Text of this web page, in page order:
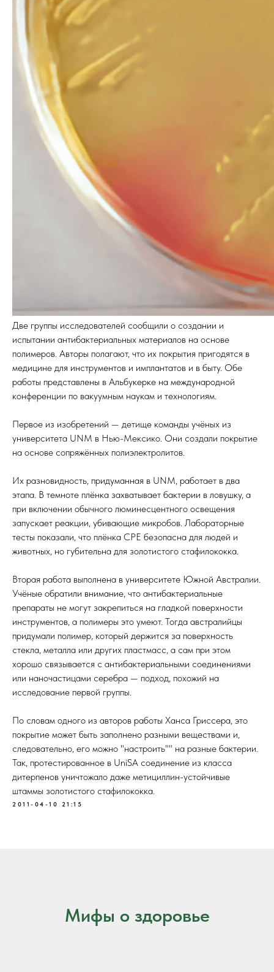
Две группы исследователей сообщили о создании и
испытании антибактериальных материалов на основе
полимеров. Авторы полагают, что их покрытия пригодятся в
медицине для инструментов и имплантатов и в быту. Обе
работы представлены в Альбукерке на международной
конференции по вакуумным наукам и технологиям.
Первое из изобретений — детище команды учёных из
университета UNM в Нью-Мексико. Они создали покрытие
на основе сопряжённых полиэлектролитов.
Их разновидность, придуманная в UNM, работает в два
этапа. В темноте плёнка захватывает бактерии в ловушку, а
при включении обычного люминесцентного освещения
запускает реакции, убивающие микробов. Лабораторные
тесты показали, что плёнка CPE безопасна для людей и
животных, но губительна для золотистого стафилококка.
Вторая работа выполнена в университете Южной Австралии.
Учёные обратили внимание, что антибактериальные
препараты не могут закрепиться на гладкой поверхности
инструментов, а полимеры это умеют. Тогда австралийцы
придумали полимер, который держится за поверхность
стекла, металла или других пластмасс, а сам при этом
хорошо связывается с антибактериальными соединениями
или наночастицами серебра — подход, похожий на
исследование первой группы.
По словам одного из авторов работы Ханса Гриссера, это
покрытие может быть заполнено разными веществами и,
следовательно, его можно "настроить"" на разные бактерии.
Так, протестированное в UniSA соединение из класса
дитерпенов уничтожало даже метициллин-устойчивые
штаммы золотистого стафилококка.
2011-04-10 21:15
Мифы о здоровье